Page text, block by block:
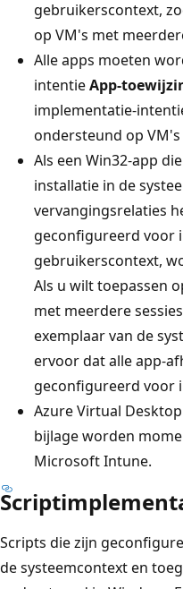
gebruikerscontext,
op VM's met
Alle apps moeten
intentieApp-
implementatie-
ondersteund op
Als een Win32-app
installatie in de
vervangingsrelaties
geconfigureerd voor
gebruikerscontext,
Als u wilt toepassen
met meerdere
exemplaar van de
ervoor dat alle app-
geconfigureerd voor
Azure Virtual
bijlage worden
Microsoft Intune.
Scripts die zijn
de systeemcontext en